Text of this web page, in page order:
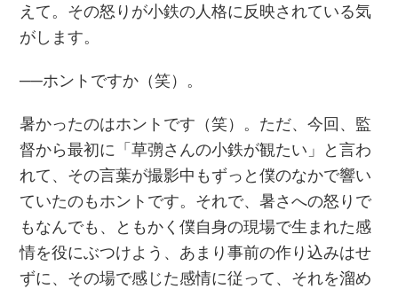
えて。その怒りが小鉄の人格に反映されている気
がします。
──ホントですか（笑）。
暑かったのはホントです（笑）。ただ、今回、監
督から最初に「草彅さんの小鉄が観たい」と言わ
れて、その言葉が撮影中もずっと僕のなかで響い
ていたのもホントです。それで、暑さへの怒りで
もなんでも、ともかく僕自身の現場で生まれた感
情を役にぶつけよう、あまり事前の作り込みはせ
ずに、その場で感じた感情に従って、それを溜め